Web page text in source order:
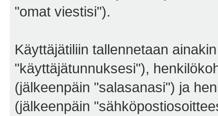
"omat viestisi").
Käyttäjätiliin tallennetaan
"käyttäjätunnuksesi"),
(jälkeenpäin "salasanasi") ja
(jälkeenpäin